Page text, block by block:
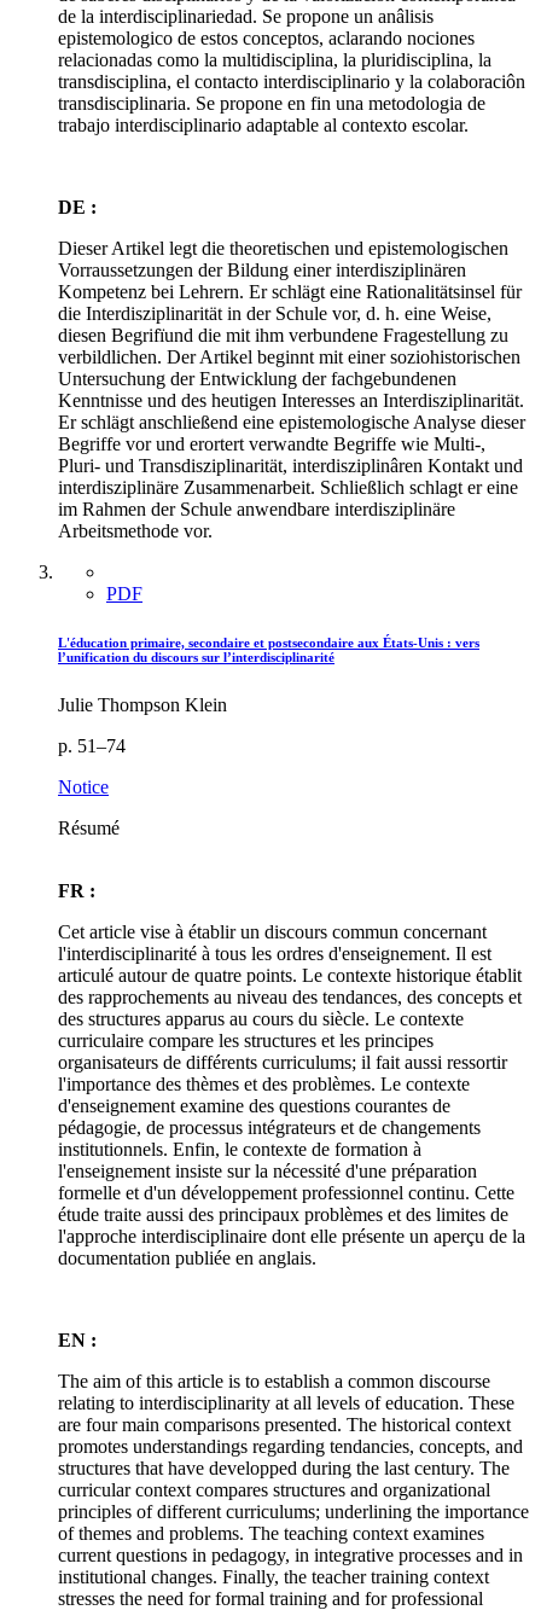
de la interdisciplinariedad. Se propone un anâlisis
epistemologico de estos conceptos, aclarando nociones
relacionadas como la multidisciplina, la pluridisciplina, la
transdisciplina, el contacto interdisciplinario y la colaboraciôn
transdisciplinaria. Se propone en fin una metodologia de
trabajo interdisciplinario adaptable al contexto escolar.
DE :
Dieser Artikel legt die theoretischen und epistemologischen
Vorraussetzungen der Bildung einer interdisziplinären
Kompetenz bei Lehrern. Er schlägt eine Rationalitätsinsel für
die Interdisziplinarität in der Schule vor, d. h. eine Weise,
diesen Begrifïund die mit ihm verbundene Fragestellung zu
verbildlichen. Der Artikel beginnt mit einer soziohistorischen
Untersuchung der Entwicklung der fachgebundenen
Kenntnisse und des heutigen Interesses an Interdisziplinarität.
Er schlägt anschließend eine epistemologische Analyse dieser
Begriffe vor und erortert verwandte Begriffe wie Multi-,
Pluri- und Transdisziplinarität, interdisziplinâren Kontakt und
interdisziplinäre Zusammenarbeit. Schließlich schlagt er eine
im Rahmen der Schule anwendbare interdisziplinäre
Arbeitsmethode vor.
PDF
L'éducation primaire, secondaire et postsecondaire aux États-Unis : vers
l’unification du discours sur l’interdisciplinarité
Julie Thompson Klein
p. 51–74
Notice
Résumé
FR :
Cet article vise à établir un discours commun concernant
l'interdisciplinarité à tous les ordres d'enseignement. Il est
articulé autour de quatre points. Le contexte historique établit
des rapprochements au niveau des tendances, des concepts et
des structures apparus au cours du siècle. Le contexte
curriculaire compare les structures et les principes
organisateurs de différents curriculums; il fait aussi ressortir
l'importance des thèmes et des problèmes. Le contexte
d'enseignement examine des questions courantes de
pédagogie, de processus intégrateurs et de changements
institutionnels. Enfin, le contexte de formation à
l'enseignement insiste sur la nécessité d'une préparation
formelle et d'un développement professionnel continu. Cette
étude traite aussi des principaux problèmes et des limites de
l'approche interdisciplinaire dont elle présente un aperçu de la
documentation publiée en anglais.
EN :
The aim of this article is to establish a common discourse
relating to interdisciplinarity at all levels of education. These
are four main comparisons presented. The historical context
promotes understandings regarding tendancies, concepts, and
structures that have developped during the last century. The
curricular context compares structures and organizational
principles of different curriculums; underlining the importance
of themes and problems. The teaching context examines
current questions in pedagogy, in integrative processes and in
institutional changes. Finally, the teacher training context
stresses the need for formal training and for professional